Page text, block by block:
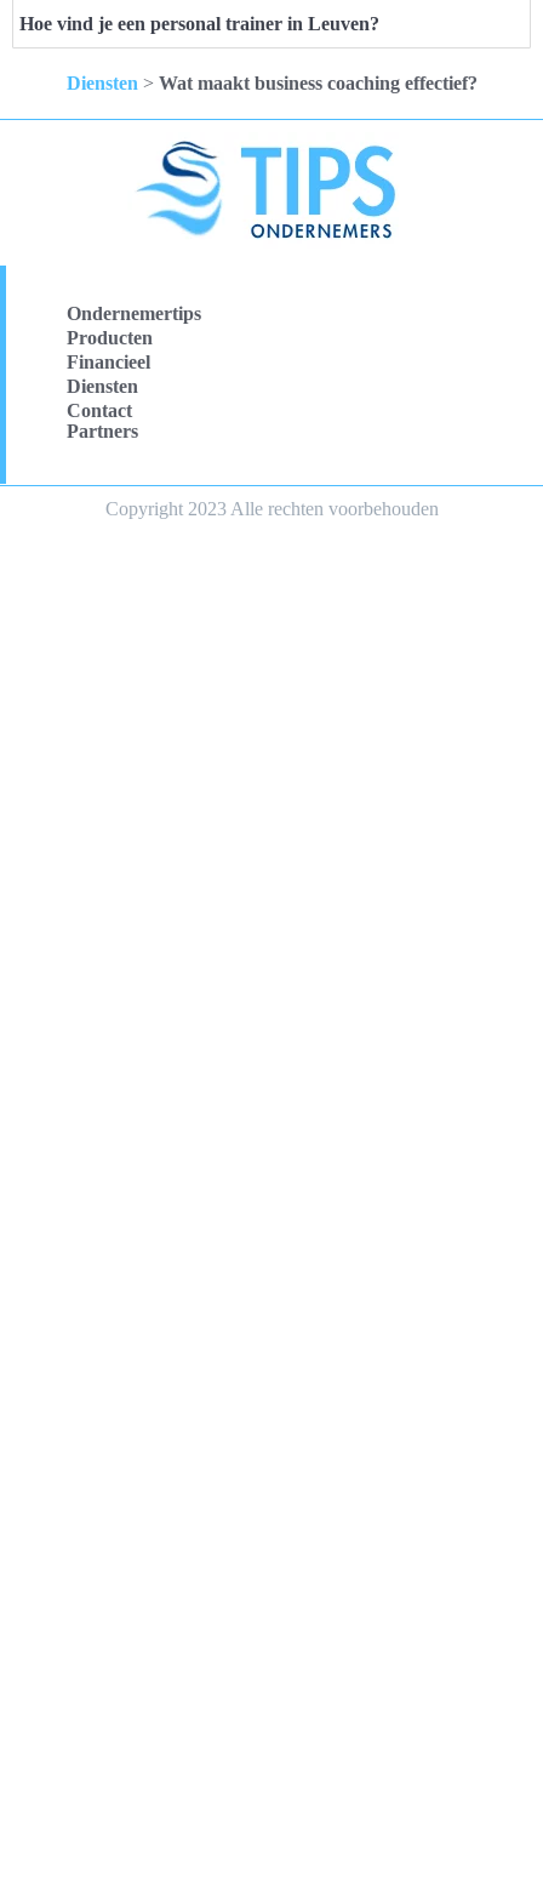
Hoe vind je een personal trainer in Leuven?
Diensten > Wat maakt business coaching effectief?
Ondernemertips
Producten
Financieel
Diensten
Contact
Partners
Copyright 2023 Alle rechten voorbehouden